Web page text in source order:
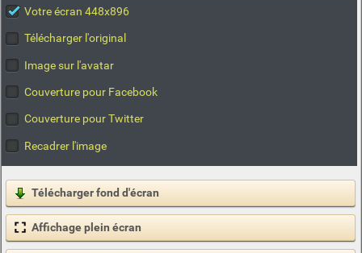
Votre écran 448x896
Télécharger l'original
Image sur l'avatar
Couverture pour Facebook
Couverture pour Twitter
Recadrer l'image
Télécharger fond d'écran
Affichage plein écran